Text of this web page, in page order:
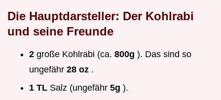
Die Hauptdarsteller: Der Kohlrabi
und seine Freunde
2 große Kohlrabi (ca. 800g ). Das sind so
ungefähr 28 oz .
1 TL Salz (ungefähr 5g ).